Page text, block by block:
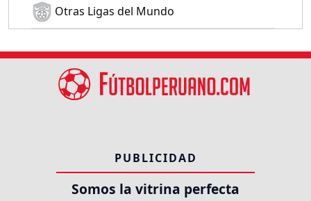
Otras Ligas del Mundo
PUBLICIDAD
Somos la vitrina perfecta